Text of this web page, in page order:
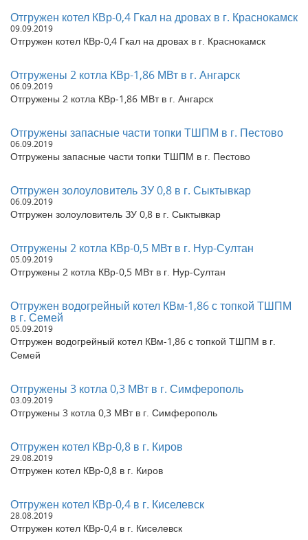
Отгружена Дымовая труба Ду 300 на растяжках в г. Иркутск
Отгружена котельная паровая газовая в г. Новосибирск
Отгружены котлы на дровах КВр-0,6, КВр-0,5 в г. Серпухов,
Отгружен твердотопливный паровой котел КП-300 в г.
Шарыпово, Красноярский край
Отгружен твердотопливный парогенератор 300 кг в г.
Петропавловск, республика Казахстан
Улан-Удэ
Отгружены 2 котла КВр-0,8 в село Датта, Хабаровский край
Отгружены котлы КВр-0,4, КВр-0,8 2 шт в село Бакчар,
Томской области.
Отгружен котел на дровах 1 МВт в г. Киров
Отгружен водогрейный котел КВр-0,2 в Хабаровский край, г.
Советская гавань
Отгружен котел жидкотопливный КВа-3,5 в Тульскую область,
Отгружен КВр-1,0 угольный в г. Омск
Отгружен котел угольный HeatExpert 0.5 в г. Новосибирск
Отгружен котел паровой КП300 в г. Барнаул, Алтайский край.
Отгружен Котел КВр-0,4 в г. Щелкино, Республика Крым
Отгружен Котел КВм-2,5 с ТШПМ в г. Шымкент, Республика
Казахстан
Отгружены 2 котла КВр-0,6 в пос. Бурцево, Московской
Отгружен водогрейный котел на дровах 1,25 Гкал в
Московскую область, г. Ивантеевка
Отгружен котел угольный КВр-0,4 в г. Полевской,
Пономаркевка
Отгружен Котел на дровах 0,5 Гкал в Самарскую область, г.
Отрадный
Отгружен котел КВр-0,4 Гкал на дровах в г. Краснокамск
09.09.2019
Отгружен котел КВр-0,4 Гкал на дровах в г. Краснокамск
Отгружены 2 котла КВр-1,86 МВт в г. Ангарск
06.09.2019
Отгружены 2 котла КВр-1,86 МВт в г. Ангарск
Отгружены запасные части топки ТШПМ в г. Пестово
06.09.2019
Отгружены запасные части топки ТШПМ в г. Пестово
Отгружен золоуловитель ЗУ 0,8 в г. Сыктывкар
06.09.2019
Отгружен золоуловитель ЗУ 0,8 в г. Сыктывкар
Отгружены 2 котла КВр-0,5 МВт в г. Нур-Султан
05.09.2019
Отгружены 2 котла КВр-0,5 МВт в г. Нур-Султан
Отгружен водогрейный котел КВм-1,86 с топкой ТШПМ
в г. Семей
05.09.2019
Отгружен водогрейный котел КВм-1,86 с топкой ТШПМ в г.
Семей
Отгружены 3 котла 0,3 МВт в г. Симферополь
03.09.2019
Отгружены 3 котла 0,3 МВт в г. Симферополь
Отгружен котел КВр-0,8 в г. Киров
29.08.2019
Отгружен котел КВр-0,8 в г. Киров
Отгружен котел КВр-0,4 в г. Киселевск
28.08.2019
Отгружен котел КВр-0,4 в г. Киселевск